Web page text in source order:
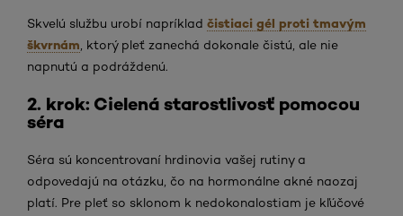
Skvelú službu urobí napríklad čistiaci gél proti tmavým
škvrnám , ktorý pleť zanechá dokonale čistú, ale nie
napnutú a podráždenú.
2. krok: Cielená starostlivosť pomocou
séra
Séra sú koncentrovaní hrdinovia vašej rutiny a
odpovedajú na otázku, čo na hormonálne akné naozaj
platí. Pre pleť so sklonom k nedokonalostiam je kľúčové